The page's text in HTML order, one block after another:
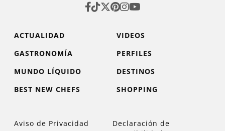
ACTUALIDAD
VIDEOS
GASTRONOMÍA
PERFILES
MUNDO LÍQUIDO
DESTINOS
BEST NEW CHEFS
SHOPPING
Aviso de Privacidad
Declaración de